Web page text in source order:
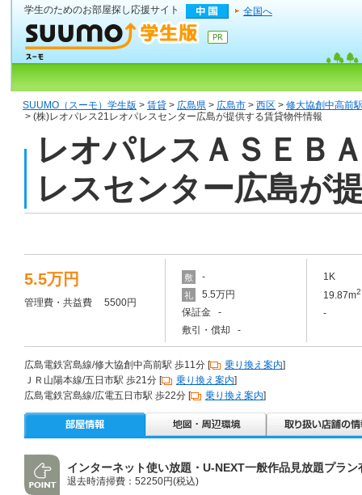
学生のためのお部屋探し応援サイト 全国へ
SUUMO（スーモ）学生版 > 賃貸 > 広島県 > 広島市 > 西区 > 修大協創中高前
> (株)レオパレス21レオパレスセンター広島が提供する賃貸物件情報
レオパレスＡＳＥＢ
レスセンター広島が
5.5万円
管理費・共益費 5500円
敷 -
礼
5.5万円
保証金 -
敷引・償却 -
1K
19.87m2
-
広島電鉄宮島線/修大協創中高前駅 歩11分 [ 乗り換え案内]
ＪＲ山陽本線/五日市駅 歩21分 [
乗り換え案内]
広島電鉄宮島線/広電五日市駅 歩22分 [
乗り換え案内]
インターネット使い放題・U-NEXT一般作品見放題プラン
退去時清掃費：52250円(税込)